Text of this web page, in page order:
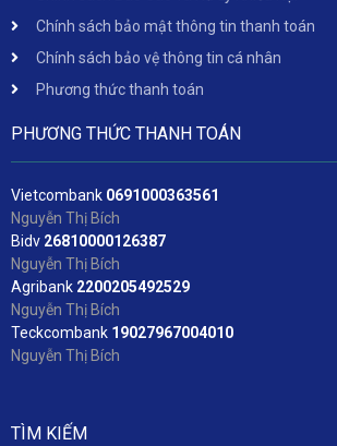
Chính sách bảo mật thông tin thanh toán
Chính sách bảo vệ thông tin cá nhân
Phương thức thanh toán
PHƯƠNG THỨC THANH TOÁN
Vietcombank 0691000363561
Nguyễn Thị Bích
Bidv 26810000126387
Nguyễn Thị Bích
Agribank 2200205492529
Nguyễn Thị Bích
Teckcombank 19027967004010
Nguyễn Thị Bích
TÌM KIẾM